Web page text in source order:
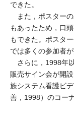
できた。
また，ポスター
もあったため，口
もできた。ポスタ
では多くの参加者
さらに，1998年
販売サイン会が開
族システム看護ビ
善，1998）のコー